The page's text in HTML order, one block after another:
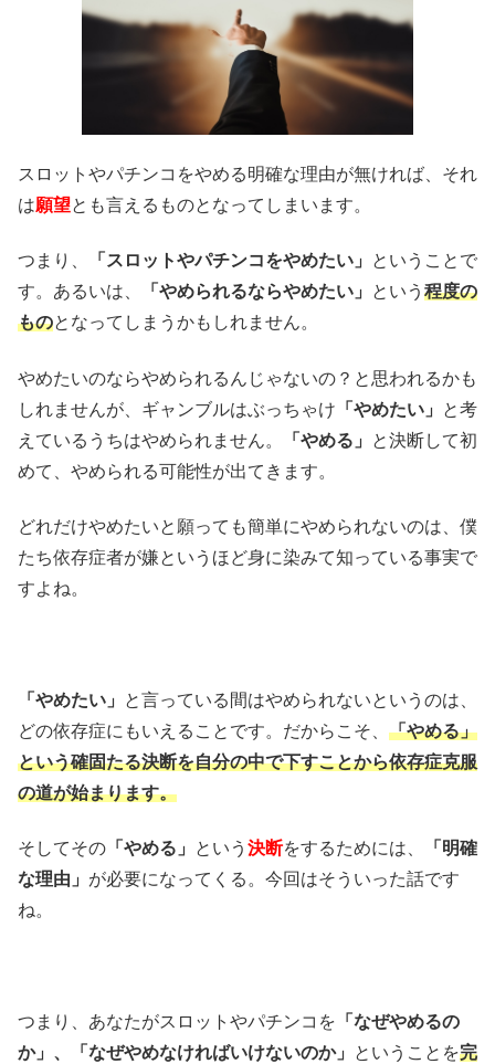
スロットやパチンコをやめる明確な理由が無ければ、それ
は願望とも言えるものとなってしまいます。
つまり、 「スロットやパチンコをやめたい」
ということで
す。あるいは、
「やめられるならやめたい」 という 程度の
ものとなってしまうかもしれません。
やめたいのならやめられるんじゃないの？と思われるかも
しれませんが、ギャンブルはぶっちゃけ 「やめたい」
と考
えているうちはやめられません。
「やめる」
と決断して初
めて、やめられる可能性が出てきます。
どれだけやめたいと願っても簡単にやめられないのは、僕
たち依存症者が嫌というほど身に染みて知っている事実で
すよね。
「やめたい」
と言っている間はやめられないというのは、
どの依存症にもいえることです。だからこそ、 「やめる」
という確固たる決断を自分の中で下すことから依存症克服
の道が始まります。
そしてその 「やめる」 という 決断をするためには、
「明確
な理由」 が必要になってくる。今回はそういった話です
ね。
つまり、あなたがスロットやパチンコを 「なぜやめるの
か」、「なぜやめなければいけないのか」
ということを完